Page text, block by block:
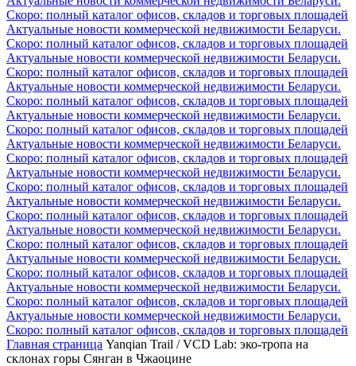
Скоро: полный каталог офисов, складов и торговых площадей
Актуальные новости коммерческой недвижимости Беларуси.
Скоро: полный каталог офисов, складов и торговых площадей
Актуальные новости коммерческой недвижимости Беларуси.
Скоро: полный каталог офисов, складов и торговых площадей
Актуальные новости коммерческой недвижимости Беларуси.
Скоро: полный каталог офисов, складов и торговых площадей
Актуальные новости коммерческой недвижимости Беларуси.
Скоро: полный каталог офисов, складов и торговых площадей
Актуальные новости коммерческой недвижимости Беларуси.
Скоро: полный каталог офисов, складов и торговых площадей
Актуальные новости коммерческой недвижимости Беларуси.
Скоро: полный каталог офисов, складов и торговых площадей
Актуальные новости коммерческой недвижимости Беларуси.
Скоро: полный каталог офисов, складов и торговых площадей
Актуальные новости коммерческой недвижимости Беларуси.
Скоро: полный каталог офисов, складов и торговых площадей
Актуальные новости коммерческой недвижимости Беларуси.
Скоро: полный каталог офисов, складов и торговых площадей
Актуальные новости коммерческой недвижимости Беларуси.
Скоро: полный каталог офисов, складов и торговых площадей
Актуальные новости коммерческой недвижимости Беларуси.
Скоро: полный каталог офисов, складов и торговых площадей
Главная страница Yanqian Trail / VCD Lab: эко-тропа на
склонах горы Сянган в Чжаоцине